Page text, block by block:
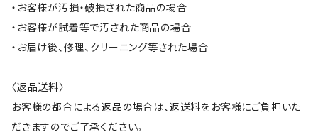
・お客様が汚損・破損された商品の場合
・お客様が試着等で汚された商品の場合
・お届け後、修理、クリーニング等された場合
〈返品送料〉
お客様の都合による返品の場合は、返送料をお客様にご負担いた
だきますのでご了承ください。